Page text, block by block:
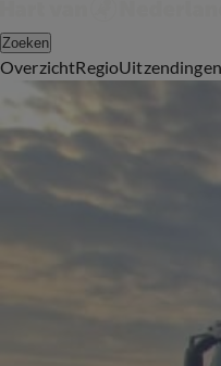
Zoeken
OverzichtRegioUitzendingen